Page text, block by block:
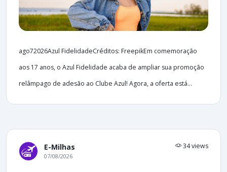
ago72026Azul FidelidadeCréditos: FreepikEm comemoração
aos 17 anos, o Azul Fidelidade acaba de ampliar sua promoção
relâmpago de adesão ao Clube Azul! Agora, a oferta está...
E-Milhas 34 views
07/08/2026